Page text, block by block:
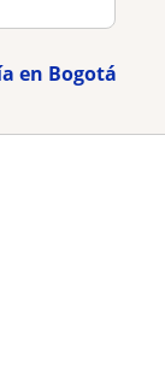
en Bogotá